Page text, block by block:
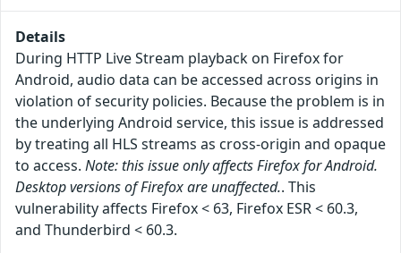
Details
During HTTP Live Stream playback on Firefox for
Android, audio data can be accessed across origins in
violation of security policies. Because the problem is in
the underlying Android service, this issue is addressed
by treating all HLS streams as cross-origin and opaque
to access. Note: this issue only affects Firefox for Android.
Desktop versions of Firefox are unaffected.. This
vulnerability affects Firefox < 63, Firefox ESR < 60.3,
and Thunderbird < 60.3.